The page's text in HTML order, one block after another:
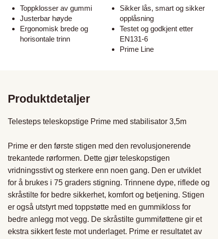
Toppklosser av gummi
Justerbar høyde
Ergonomisk brede og
horisontale trinn
Sikker lås, smart og sikker
opplåsning
Testet og godkjent etter
EN131-6
Prime Line
Produktdetaljer
Telesteps teleskopstige Prime med stabilisator 3,5m
Prime er den første stigen med den revolusjonerende
trekantede rørformen. Dette gjør teleskopstigen
vridningsstivt og sterkere enn noen gang. Den er utviklet
for å brukes i 75 graders stigning. Trinnene dype, riflede og
skråstilte for bedre sikkerhet, komfort og betjening. Stigen
er også utstyrt med toppstøtte med en gummikloss for
bedre anlegg mot vegg. De skråstilte gummiføttene gir et
ekstra sikkert feste mot underlaget. Prime er resultatet av